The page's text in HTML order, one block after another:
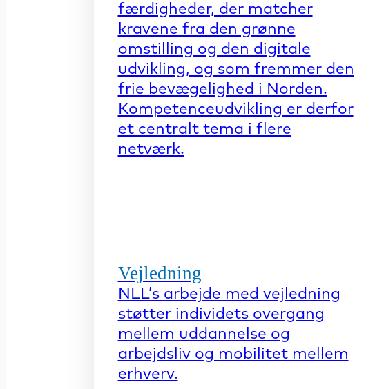
færdigheder, der matcher
kravene fra den grønne
omstilling og den digitale
udvikling, og som fremmer den
frie bevægelighed i Norden.
Kompetenceudvikling er derfor
et centralt tema i flere
netværk.
Vejledning
NLL’s arbejde med vejledning
støtter individets overgang
mellem uddannelse og
arbejdsliv og mobilitet mellem
erhverv.